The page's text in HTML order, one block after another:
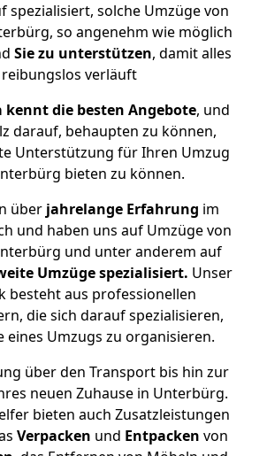
spezialisiert, solche Umzüge von
so angenehm wie möglich
Sie zu unterstützen, damit alles
reibungslos verläuft
kennt die besten Angebote, und
darauf, behaupten zu können,
Unterstützung für Ihren Umzug
bieten zu können.
überjahrelange Erfahrung im
und haben uns auf Umzüge von
und unter anderem auf
Umzüge spezialisiert. Unser
besteht aus professionellen
die sich darauf spezialisieren,
eines Umzugs zu organisieren.
über den Transport bis hin zur
neuen Zuhause in Unterbürg.
bieten auch Zusatzleistungen
Verpacken und Entpacken von